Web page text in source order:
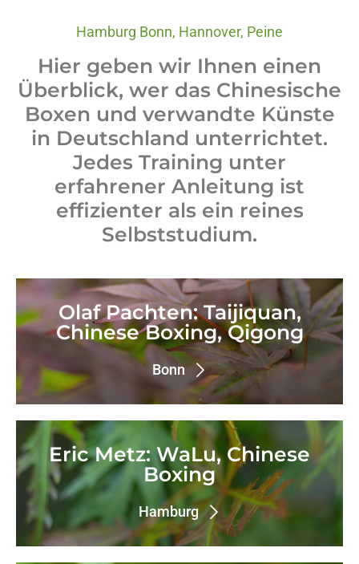
Hamburg Bonn, Hannover, Peine
Hier geben wir Ihnen einen
Überblick, wer das Chinesische
Boxen und verwandte Künste
in Deutschland unterrichtet.
Jedes Training unter
erfahrener Anleitung ist
effizienter als ein reines
Selbststudium.
Olaf Pachten: Taijiquan,
Chinese Boxing, Qigong
Bonn
Eric Metz: WaLu, Chinese
Boxing
Hamburg